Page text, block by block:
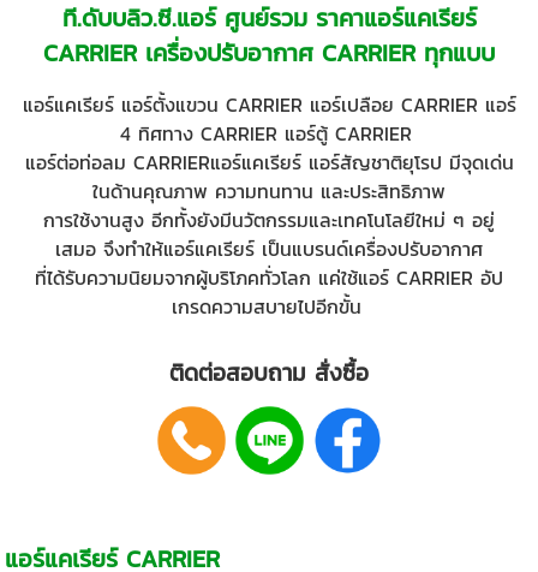
ที.ดับบลิว.ซี.แอร์ ศูนย์รวม ราคาแอร์แคเรียร์
CARRIERเครื่องปรับอากาศ CARRIER ทุกแบบ
แอร์แคเรียร์แอร์ตั้งแขวน CARRIER แอร์เปลือย CARRIER แอร์
4 ทิศทาง CARRIER แอร์ตู้ CARRIER
แอร์ต่อท่อลม CARRIERแอร์แคเรียร์แอร์สัญชาติยุโรป มีจุดเด่น
ในด้านคุณภาพ ความทนทาน และประสิทธิภาพ
การใช้งานสูง อีกทั้งยังมีนวัตกรรมและเทคโนโลยีใหม่ ๆ อยู่
เสมอ จึงทำให้แอร์แคเรียร์ เป็นแบรนด์เครื่องปรับอากาศ
ที่ได้รับความนิยมจากผู้บริโภคทั่วโลก แค่ใช้แอร์ CARRIER อัป
เกรดความสบายไปอีกขั้น
ติดต่อสอบถาม สั่งซื้อ
แอร์แคเรียร์ CARRIER